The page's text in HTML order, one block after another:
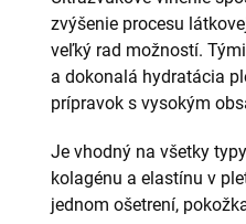
zvýšenie procesu
veľký rad možností.
a dokonalá hydratácia
prípravok s vysokým
Je vhodný na všetky
kolagénu a elastínu v
jednom ošetrení,